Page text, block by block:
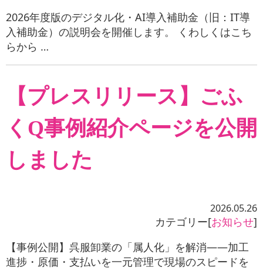
2026年度版のデジタル化・AI導入補助金（旧：IT導
入補助金）の説明会を開催します。 くわしくはこち
らから …
【プレスリリース】ごふ
くQ事例紹介ページを公開
しました
2026.05.26
カテゴリー[お知らせ]
【事例公開】呉服卸業の「属人化」を解消——加工
進捗・原価・支払いを一元管理で現場のスピードを